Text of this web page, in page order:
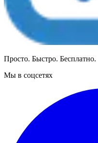
Просто. Быстро. Бесплатно.
Мы в соцсетях